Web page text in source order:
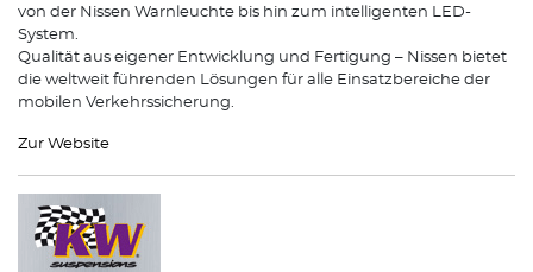
von der Nissen Warnleuchte bis hin zum intelligenten LED-
System.
Qualität aus eigener Entwicklung und Fertigung – Nissen bietet
die weltweit führenden Lösungen für alle Einsatzbereiche der
mobilen Verkehrssicherung.
Zur Website